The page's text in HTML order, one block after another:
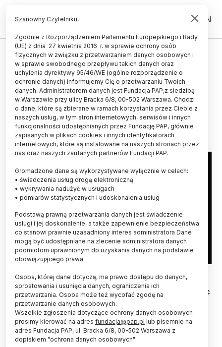
PL EN
ŚWIAT
Ciemna materia w dużych
gazowych planetach może
zapadać się do czarnych dziur
30.08.2025
aktualizacja: 30.08.2025
2 minuty czytania
Duże gazowe planety pozasłoneczne mogą pomóc
naukowcom w badaniach tajemniczej ciemnej
materii. Obliczenia sugerują, że ciemna materia w
dużych planetach może zapaść się do
wykrywalnych czarnych dziur – poinformował
Uniwersytet Kalifornijski w Riverside w USA.
Szanowny Czytelniku,
Zgodnie z Rozporządzeniem Parlamentu Europejskiego i Rady
(UE) z dnia 27 kwietnia 2016 r. w sprawie ochrony osób
fizycznych w związku z przetwarzaniem danych osobowych i
w sprawie swobodnego przepływu takich danych oraz
uchylenia dyrektywy 95/46/WE (ogólne rozporządzenie o
ochronie danych) informujemy Cię o przetwarzaniu Twoich
danych. Administratorem danych jest Fundacja PAP,z siedzibą
w Warszawie przy ulicy Bracka 6/8, 00-502 Warszawa. Chodzi
o dane, które są zbierane w ramach korzystania przez Ciebie z
naszych usług, w tym stron internetowych, serwisów i innych
funkcjonalności udostępnianych przez Fundację PAP, głównie
zapisanych w plikach cookies i innych identyfikatorach
internetowych, które są instalowane na naszych stronach przez
nas oraz naszych zaufanych partnerów Fundacji PAP.
Gromadzone dane są wykorzystywane wyłącznie w celach:
• świadczenia usług drogą elektroniczną
• wykrywania nadużyć w usługach
• pomiarów statystycznych i udoskonalenia usług
Podstawą prawną przetwarzania danych jest świadczenie
usługi i jej doskonalenie, a także zapewnienie bezpieczeństwa
co stanowi prawnie uzasadniony interes administratora Dane
mogą być udostępniane na zlecenie administratora danych
podmiotom uprawnionym do uzyskania danych na podstawie
obowiązującego prawa.
Osoba, której dane dotyczą, ma prawo dostępu do danych,
sprostowania i usunięcia danych, ograniczenia ich
przetwarzania. Osoba może też wycofać zgodę na
przetwarzanie danych osobowych.
Wszelkie zgłoszenia dotyczące ochrony danych osobowych
prosimy kierować na adres fundacja@pap.pl lub pisemnie na
adres Fundacja PAP, ul. Bracka 6/8, 00-502 Warszawa z
dopiskiem "ochrona danych osobowych"